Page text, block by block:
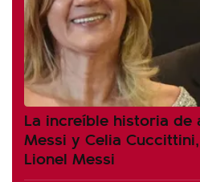
La increíble historia de
Messi y Celia
Lionel Messi